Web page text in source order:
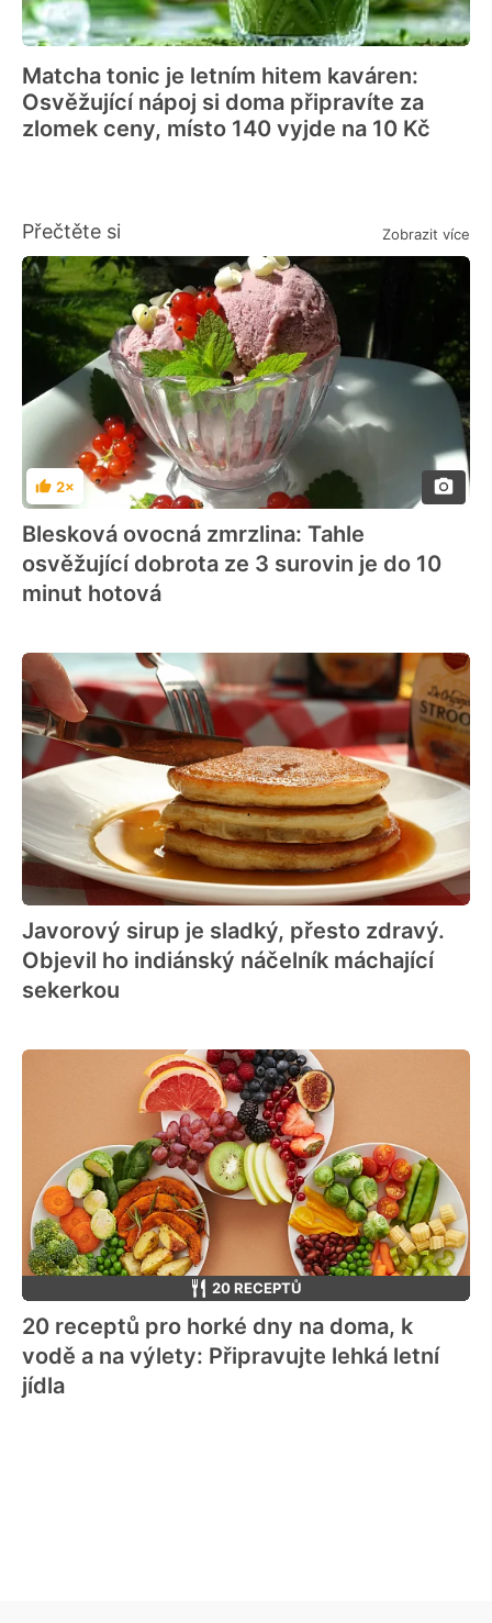
Matcha tonic je letním hitem kaváren:
Osvěžující nápoj si doma připravíte za
zlomek ceny, místo 140 vyjde na 10 Kč
Přečtěte si Zobrazit více
Hodnocení
2×
Blesková ovocná zmrzlina: Tahle
osvěžující dobrota ze 3 surovin je do 10
minut hotová
Javorový sirup je sladký, přesto zdravý.
Objevil ho indiánský náčelník máchající
sekerkou
20 RECEPTŮ
20 receptů pro horké dny na doma, k
vodě a na výlety: Připravujte lehká letní
jídla